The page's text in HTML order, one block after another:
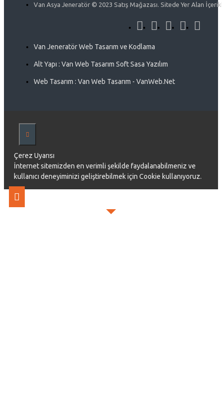
Van Asya Jeneratör © 2023 Satış Mağazası. Sitede Yer Alan
Van Jeneratör Web Tasarım ve Kodlama
Alt Yapı : Van Web Tasarım Soft Sasa Yazılım
Web Tasarım : Van Web Tasarım - VanWeb.Net
Çerez Uyarısı
İnternet sitemizden en verimli şekilde faydalanabilmeniz ve
kullanıcı deneyiminizi geliştirebilmek için Cookie kullanıyoruz.